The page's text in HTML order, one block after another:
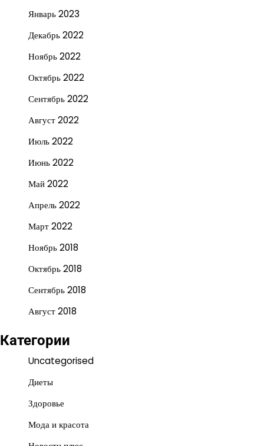
Январь 2023
Декабрь 2022
Ноябрь 2022
Октябрь 2022
Сентябрь 2022
Август 2022
Июль 2022
Июнь 2022
Май 2022
Апрель 2022
Март 2022
Ноябрь 2018
Октябрь 2018
Сентябрь 2018
Август 2018
Категории
Uncategorised
Диеты
Здоровье
Мода и красота